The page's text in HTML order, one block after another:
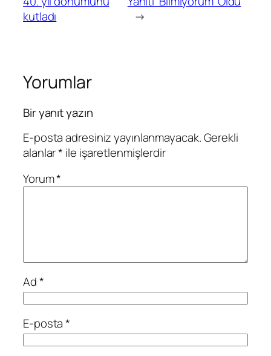
kutladı
→
Yorumlar
Bir yanıt yazın
E-posta adresiniz yayınlanmayacak.Gerekli
alanlar* ile işaretlenmişlerdir
Yorum*
Ad*
E-posta*